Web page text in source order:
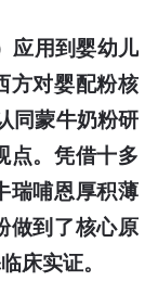
应用到婴幼儿
方对婴配粉核
同蒙牛奶粉研
点。凭借十多
瑞哺恩厚积薄
做到了核心原
床实证。